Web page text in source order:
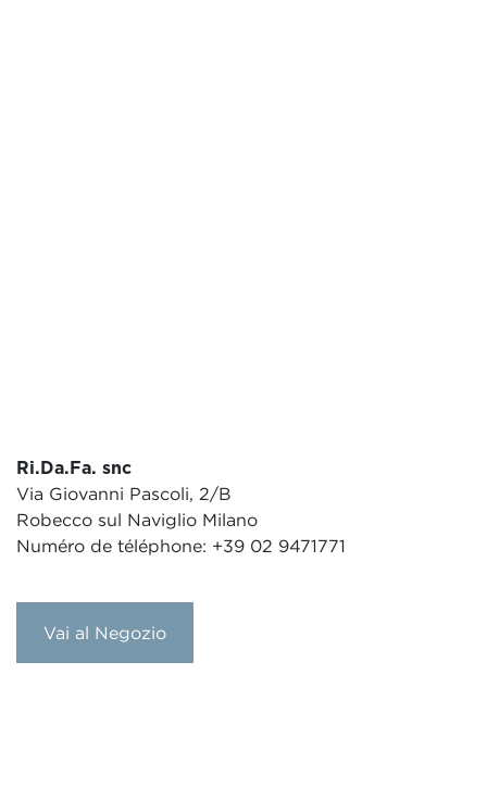
Ri.Da.Fa. snc
Via Giovanni Pascoli, 2/B
Robecco sul Naviglio Milano
Numéro de téléphone: +39 02 9471771
Vai al Negozio